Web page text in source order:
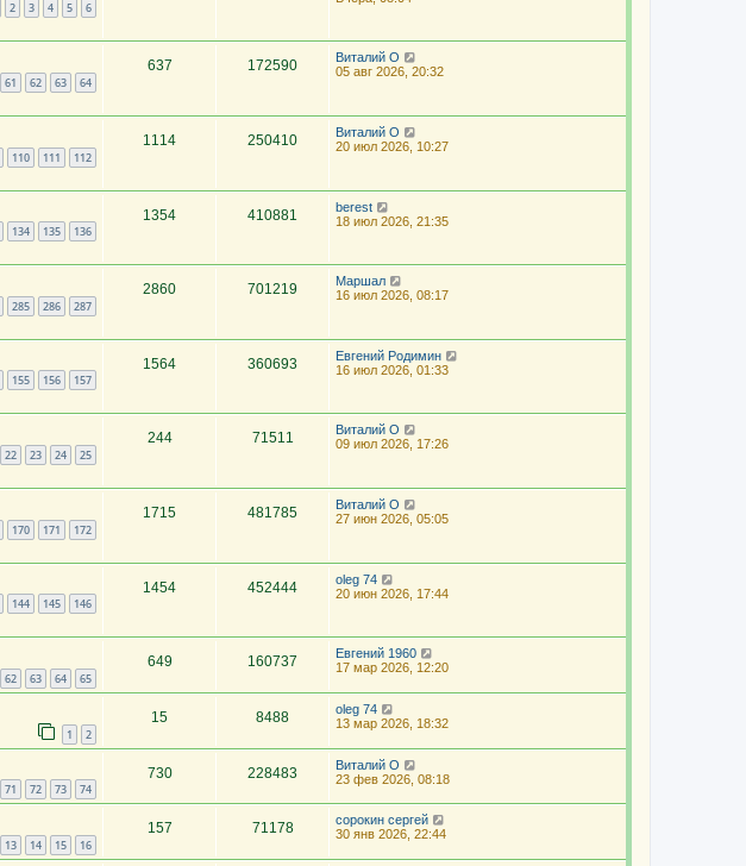
2 3 4 5 6
61 62 63 64
637 172590
Виталий О
05 авг 2026, 20:32
110 111 112
1114 250410
Виталий О
20 июл 2026, 10:27
134 135 136
1354 410881
berest
18 июл 2026, 21:35
285 286 287
2860 701219
Маршал
16 июл 2026, 08:17
155 156 157
1564 360693
Евгений Родимин
16 июл 2026, 01:33
22 23 24 25
244 71511
Виталий О
09 июл 2026, 17:26
170 171 172
1715 481785
Виталий О
27 июн 2026, 05:05
144 145 146
1454 452444
oleg 74
20 июн 2026, 17:44
62 63 64 65
649 160737
Евгений 1960
17 мар 2026, 12:20
1 2
15 8488
oleg 74
13 мар 2026, 18:32
71 72 73 74
730 228483
Виталий О
23 фев 2026, 08:18
13 14 15 16
157 71178
сорокин сергей
30 янв 2026, 22:44